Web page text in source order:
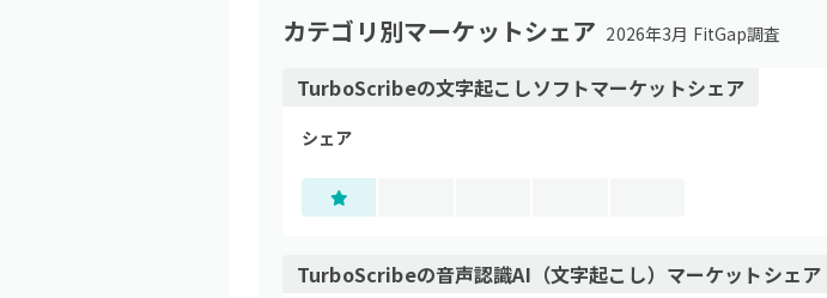
カテゴリ別マーケットシェア 2026年3月 FitGap調査
TurboScribeの文字起こしソフトマーケットシェア
シェア
TurboScribeの音声認識AI（文字起こし） マーケットシェア